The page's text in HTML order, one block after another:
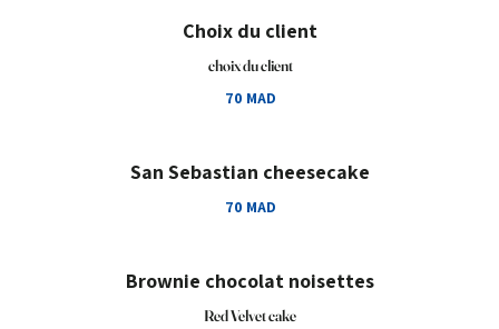
Choix du client
choix du client
70 MAD
San Sebastian cheesecake
70 MAD
Brownie chocolat noisettes
Red Velvet cake